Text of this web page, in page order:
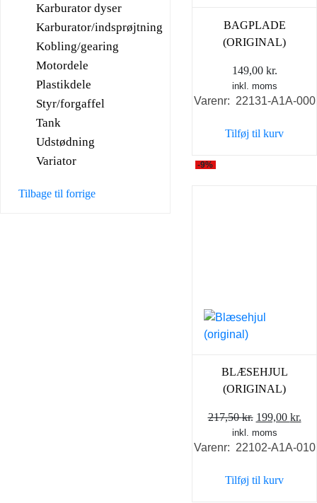
Karburator dyser
Karburator/indsprøjtning
Kobling/gearing
Motordele
Plastikdele
Styr/forgaffel
Tank
Udstødning
Variator
Tilbage til forrige
BAGPLADE
(ORIGINAL)
149,00 kr.
inkl. moms
Varenr: 22131-A1A-000
Tilføj til kurv
-9%
BLÆSEHJUL
(ORIGINAL)
217,50kr. Den
oprindelige
pris
217,50 kr..
199,00 kr.
inkl. moms
Varenr: 22102-A1A-010
Tilføj til kurv